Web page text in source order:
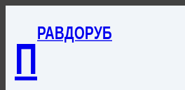
П
РАВДОРУБ